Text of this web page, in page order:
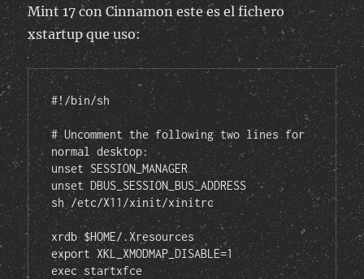
Mint 17 con Cinnamon este es el fichero
xstartup que uso:
#!/bin/sh
# Uncomment the following two lines for
normal desktop:
unset SESSION_MANAGER
unset DBUS_SESSION_BUS_ADDRESS
sh /etc/X11/xinit/xinitrc
xrdb $HOME/.Xresources
export XKL_XMODMAP_DISABLE=1
exec startxfce